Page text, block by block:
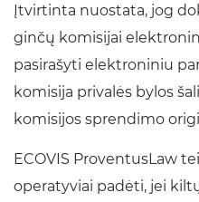
Įtvirtinta nuostata, jog
ginčų komisijai
pasirašyti elektroniniu
komisija privalės bylos
komisijos sprendimo
ECOVIS ProventusLaw
operatyviai padėti, jei